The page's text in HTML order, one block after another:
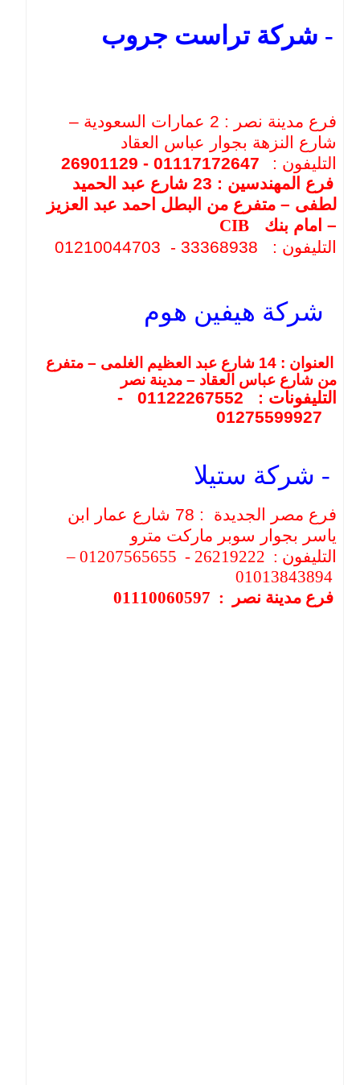
- شركة تراست جروب
فرع مدينة نصر : 2 عمارات السعودية –
شارع النزهة بجوار عباس العقاد
التليفون :
26901129 - 01117172647
فرع المهندسين : 23 شارع عبد الحميد
لطفى – متفرع من البطل احمد عبد العزيز
– امام بنك
CIB
التليفون :
شركة هيفين هوم
العنوان : 14 شارع عبد العظيم الغلمى – متفرع
من شارع عباس العقاد – مدينة نصر
التليفونات : 01122267552 -
- شركة ستيلا
فرع مصر الجديدة : 78 شارع عمار ابن
ياسر بجوار سوبر ماركت مترو
التليفون : 26219222 - 01207565655 –
فرع مدينة نصر : 01110060597